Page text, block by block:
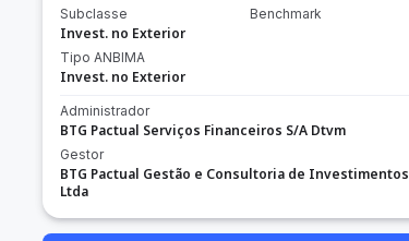
Subclasse
Invest. no Exterior
Tipo ANBIMA
Invest. no Exterior
Benchmark
Administrador
BTG Pactual Serviços Financeiros S/A Dtvm
Gestor
BTG Pactual Gestão e Consultoria de Investimentos
Ltda